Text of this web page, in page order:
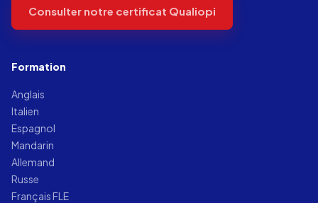
Consulter notre certificat Qualiopi
Formation
Anglais
Italien
Espagnol
Mandarin
Allemand
Russe
Français FLE